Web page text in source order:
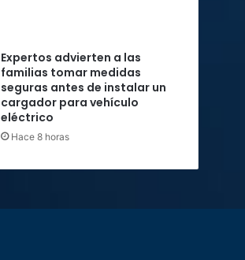
Expertos advierten a las
familias tomar medidas
seguras antes de instalar un
cargador para vehículo
eléctrico
Hace 8 horas